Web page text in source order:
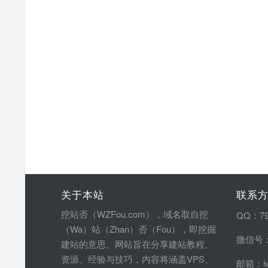
关于本站
挖站否（WZFou.com），域名取自挖
（Wa）站（Zhan）否（Fou），即挖掘
建站的意思。网站旨在分享建站教程、
资源、经验与技巧，内容将涵盖VPS、
联系
QQ：
微信号
邮箱：